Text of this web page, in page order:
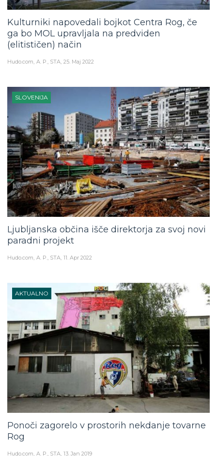
Kulturniki napovedali bojkot Centra Rog, če
ga bo MOL upravljala na predviden
(elitističen) način
Hudo.com A. P., STA 25. Maj 2022
SLOVENIJA
Ljubljanska občina išče direktorja za svoj novi
paradni projekt
Hudo.com A. P., STA 11. Apr 2022
AKTUALNO
Ponoči zagorelo v prostorih nekdanje tovarne
Rog
Hudo.com A. P., STA 13. Jan 2019